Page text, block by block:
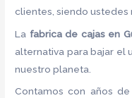
clientes, siendo
La fabrica de cajas en
alternativa para bajar el
nuestro planeta.
Contamos con años